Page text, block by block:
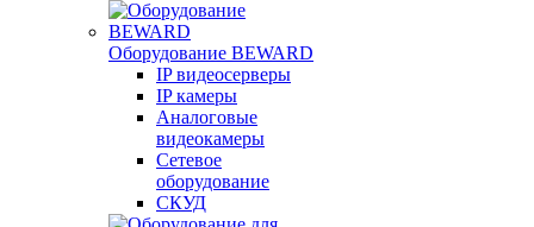
Оборудование BEWARD
IP видеосерверы
IP камеры
Аналоговые
видеокамеры
Сетевое
оборудование
СКУД